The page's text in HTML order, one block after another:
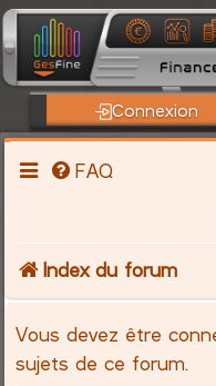
Connexion
FAQ
Index du forum
Vous devez être
sujets de ce forum.